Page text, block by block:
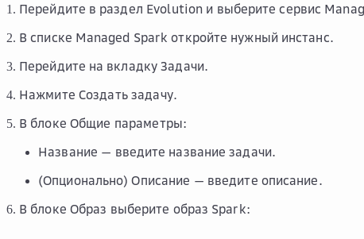
Перейдите в раздел Evolution и выберите сервис
В списке Managed Spark откройте нужный инстанс.
Перейдите на вкладкуЗадачи.
Нажмите Создать задачу.
В блоке Общие параметры:
Название — введите название задачи.
(Опционально)Описание — введите описание.
В блоке Образ выберите образ Spark: